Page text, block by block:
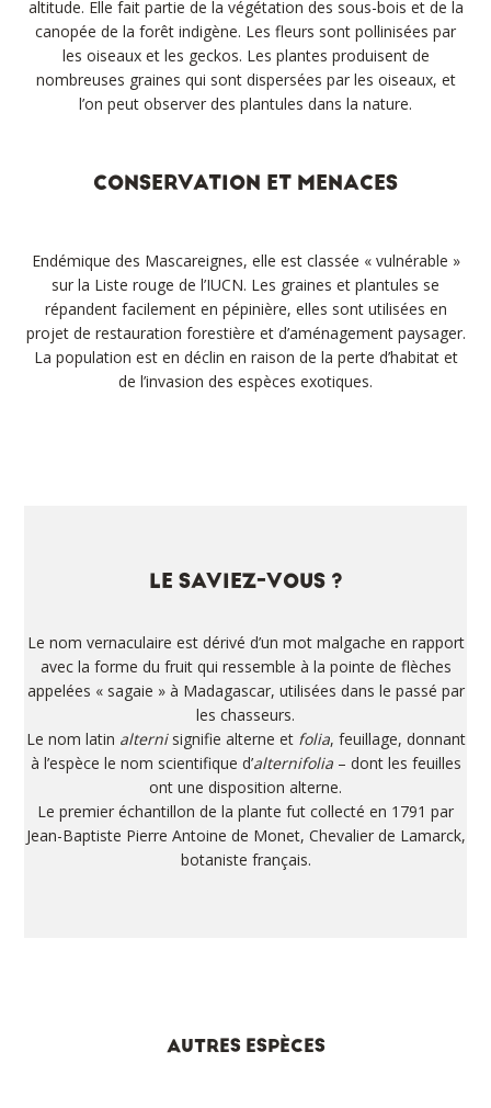
altitude. Elle fait partie de la végétation des sous-bois et de la
canopée de la forêt indigène. Les fleurs sont pollinisées par
les oiseaux et les geckos. Les plantes produisent de
nombreuses graines qui sont dispersées par les oiseaux, et
l’on peut observer des plantules dans la nature.
CONSERVATION ET MENACES
Endémique des Mascareignes, elle est classée « vulnérable »
sur la Liste rouge de l’IUCN. Les graines et plantules se
répandent facilement en pépinière, elles sont utilisées en
projet de restauration forestière et d’aménagement paysager.
La population est en déclin en raison de la perte d’habitat et
de l’invasion des espèces exotiques.
LE SAVIEZ-VOUS ?
Le nom vernaculaire est dérivé d’un mot malgache en rapport
avec la forme du fruit qui ressemble à la pointe de flèches
appelées « sagaie » à Madagascar, utilisées dans le passé par
les chasseurs.
Le nom latin alternisignifie alterne et folia, feuillage, donnant
à l’espèce le nom scientifique d’alternifolia– dont les feuilles
ont une disposition alterne.
Le premier échantillon de la plante fut collecté en 1791 par
Jean-Baptiste Pierre Antoine de Monet, Chevalier de Lamarck,
botaniste français.
AUTRES ESPÈCES